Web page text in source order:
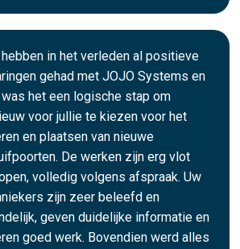
hebben in het verleden al positieve
gehad met JOJO Systems en
het een logische stap om
voor jullie te kiezen voor het
en plaatsen van nieuwe
De werken zijn erg vlot
volledig volgens afspraak. Uw
zijn zeer beleefd en
geven duidelijke informatie en
goed werk. Bovendien werd alles